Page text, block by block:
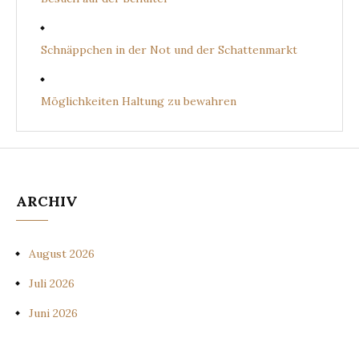
Schnäppchen in der Not und der Schattenmarkt
Möglichkeiten Haltung zu bewahren
ARCHIV
August 2026
Juli 2026
Juni 2026